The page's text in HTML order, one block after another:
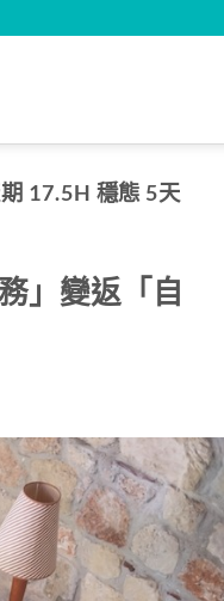
17.5H 穩態 5天
」變返「自